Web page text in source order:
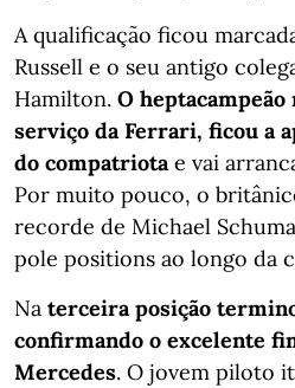
A qualificação ficou
Russell e o seu antigo
Hamilton. O
serviço da Ferrari, ficou a
do compatriota e vai
Por muito pouco, o
recorde de Michael
pole positions ao longo da
Na terceira posição
confirmando o excelente
Mercedes. O jovem piloto